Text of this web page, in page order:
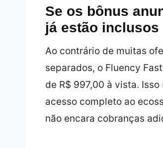
Se os bônus
já estão
Ao contrário de muitas
separados, o Fluency
de R$ 997,00 à vista.
acesso completo ao
não encara cobranças